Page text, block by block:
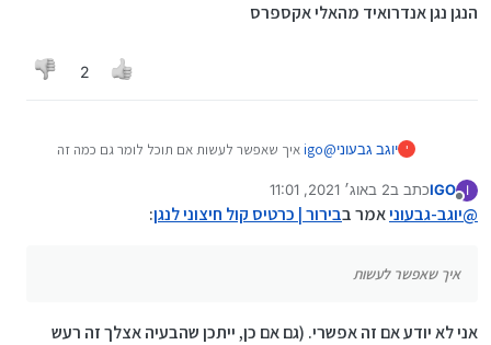
הנגן נגן אנדרואיד מהאלי אקספרס
2
י יוגב גבעוני@
igo איך שאפשר לעשות אם תוכל לומר גם כמה זה
הנגן נגן אנדרואיד מהאלי אקספרס
I
IGOכתב ב2 באוג׳ 2021, 11:01
נערך לאחרונה על ידי
@יוגב-גבעוניאמר בבירור | כרטיס קול חיצוני לנגן:
איך שאפשר לעשות
אני לא יודע אם זה אפשרי. (גם אם כן, ייתכן שהבעיה אצלך זה רעש